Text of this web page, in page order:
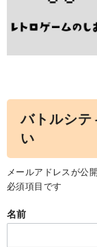
バトルシテ
い
メールアドレスが公
必須項目です
名前